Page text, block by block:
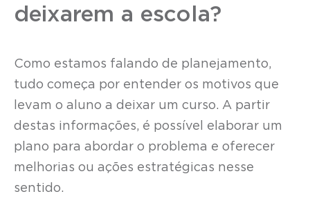
deixarem a escola?
Como estamos falando de planejamento,
tudo começa por entender os motivos que
levam o aluno a deixar um curso. A partir
destas informações, é possível elaborar um
plano para abordar o problema e oferecer
melhorias ou ações estratégicas nesse
sentido.